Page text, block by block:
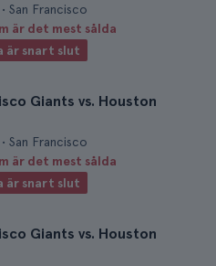
San Francisco
är det mest sålda
är snart slut
Giants vs. Houston
San Francisco
är det mest sålda
är snart slut
Giants vs. Houston